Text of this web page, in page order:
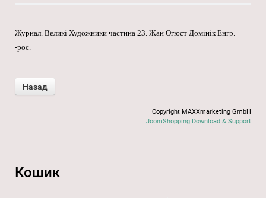
Журнал. Великі Художники частина 23. Жан Огюст Домінік Енгр.
-рос.
Copyright MAXXmarketing GmbH
JoomShopping Download & Support
Кошик